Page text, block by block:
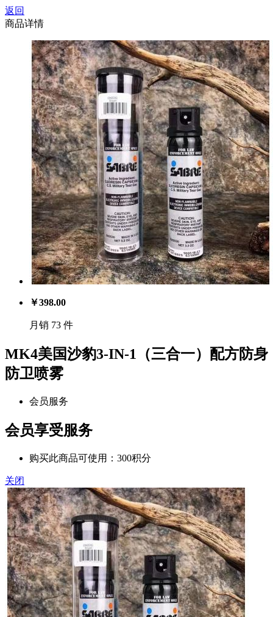
返回
商品详情
￥398.00
月销 73 件
MK4美国沙豹3-IN-1（三合一）配方防身
防卫喷雾
会员服务
会员享受服务
购买此商品可使用：300积分
关闭